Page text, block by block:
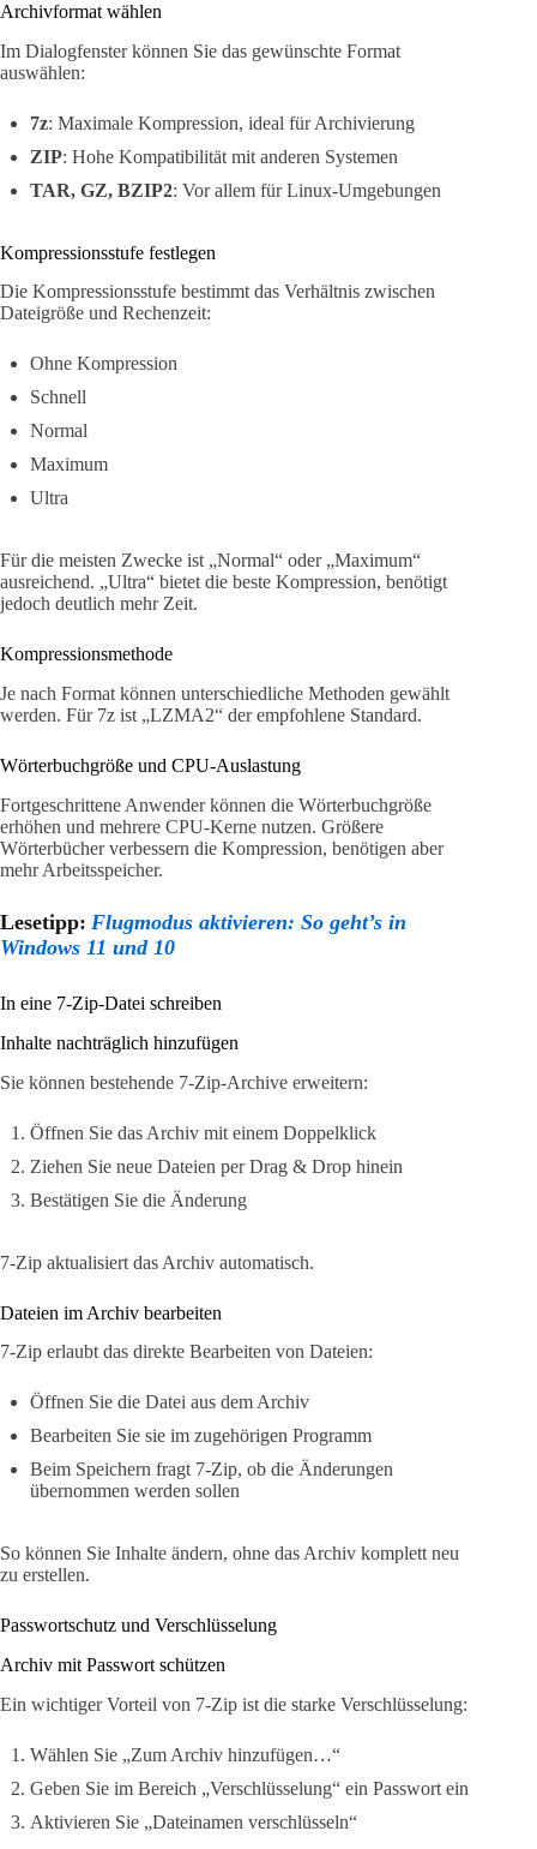
Archivformat wählen
Im Dialogfenster können Sie das gewünschte Format
auswählen:
7z: Maximale Kompression, ideal für Archivierung
ZIP: Hohe Kompatibilität mit anderen Systemen
TAR, GZ, BZIP2: Vor allem für Linux-Umgebungen
Kompressionsstufe festlegen
Die Kompressionsstufe bestimmt das Verhältnis zwischen
Dateigröße und Rechenzeit:
Ohne Kompression
Schnell
Normal
Maximum
Ultra
Für die meisten Zwecke ist „Normal“ oder „Maximum“
ausreichend. „Ultra“ bietet die beste Kompression, benötigt
jedoch deutlich mehr Zeit.
Kompressionsmethode
Je nach Format können unterschiedliche Methoden gewählt
werden. Für 7z ist „LZMA2“ der empfohlene Standard.
Wörterbuchgröße und CPU-Auslastung
Fortgeschrittene Anwender können die Wörterbuchgröße
erhöhen und mehrere CPU-Kerne nutzen. Größere
Wörterbücher verbessern die Kompression, benötigen aber
mehr Arbeitsspeicher.
Lesetipp: Flugmodus aktivieren: So geht’s in
Windows 11 und 10
In eine 7-Zip-Datei schreiben
Inhalte nachträglich hinzufügen
Sie können bestehende 7-Zip-Archive erweitern:
Öffnen Sie das Archiv mit einem Doppelklick
Ziehen Sie neue Dateien per Drag & Drop hinein
Bestätigen Sie die Änderung
7-Zip aktualisiert das Archiv automatisch.
Dateien im Archiv bearbeiten
7-Zip erlaubt das direkte Bearbeiten von Dateien:
Öffnen Sie die Datei aus dem Archiv
Bearbeiten Sie sie im zugehörigen Programm
Beim Speichern fragt 7-Zip, ob die Änderungen
übernommen werden sollen
So können Sie Inhalte ändern, ohne das Archiv komplett neu
zu erstellen.
Passwortschutz und Verschlüsselung
Archiv mit Passwort schützen
Ein wichtiger Vorteil von 7-Zip ist die starke Verschlüsselung:
Wählen Sie „Zum Archiv hinzufügen…“
Geben Sie im Bereich „Verschlüsselung“ ein Passwort ein
Aktivieren Sie „Dateinamen verschlüsseln“